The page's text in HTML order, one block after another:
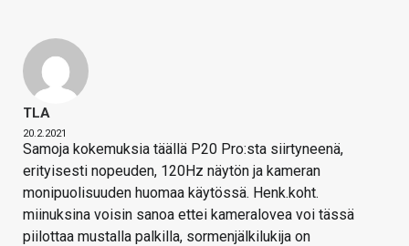
TLA
20.2.2021
Samoja kokemuksia täällä P20 Pro:sta siirtyneenä,
erityisesti nopeuden, 120Hz näytön ja kameran
monipuolisuuden huomaa käytössä. Henk.koht.
miinuksina voisin sanoa ettei kameralovea voi tässä
piilottaa mustalla palkilla, sormenjälkilukija on